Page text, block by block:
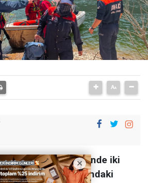
Onikişubat ilçesinde iki
75 yaşlarındaki